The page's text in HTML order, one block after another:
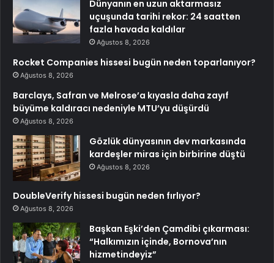
Dünyanın en uzun aktarmasız
uçuşunda tarihi rekor: 24 saatten
fazla havada kaldılar
Ağustos 8, 2026
Rocket Companies hissesi bugün neden toparlanıyor?
Ağustos 8, 2026
Barclays, Safran ve Melrose’a kıyasla daha zayıf
büyüme kaldıracı nedeniyle MTU’yu düşürdü
Ağustos 8, 2026
Gözlük dünyasının dev markasında
kardeşler miras için birbirine düştü
Ağustos 8, 2026
DoubleVerify hissesi bugün neden fırlıyor?
Ağustos 8, 2026
Başkan Eşki’den Çamdibi çıkarması:
“Halkımızın içinde, Bornova’nın
hizmetindeyiz”